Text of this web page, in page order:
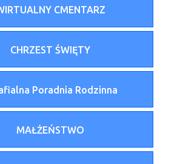
CMENTARZ
CHRZEST ŚWIĘTY
Poradnia Rodzinna
MAŁŻEŃSTWO